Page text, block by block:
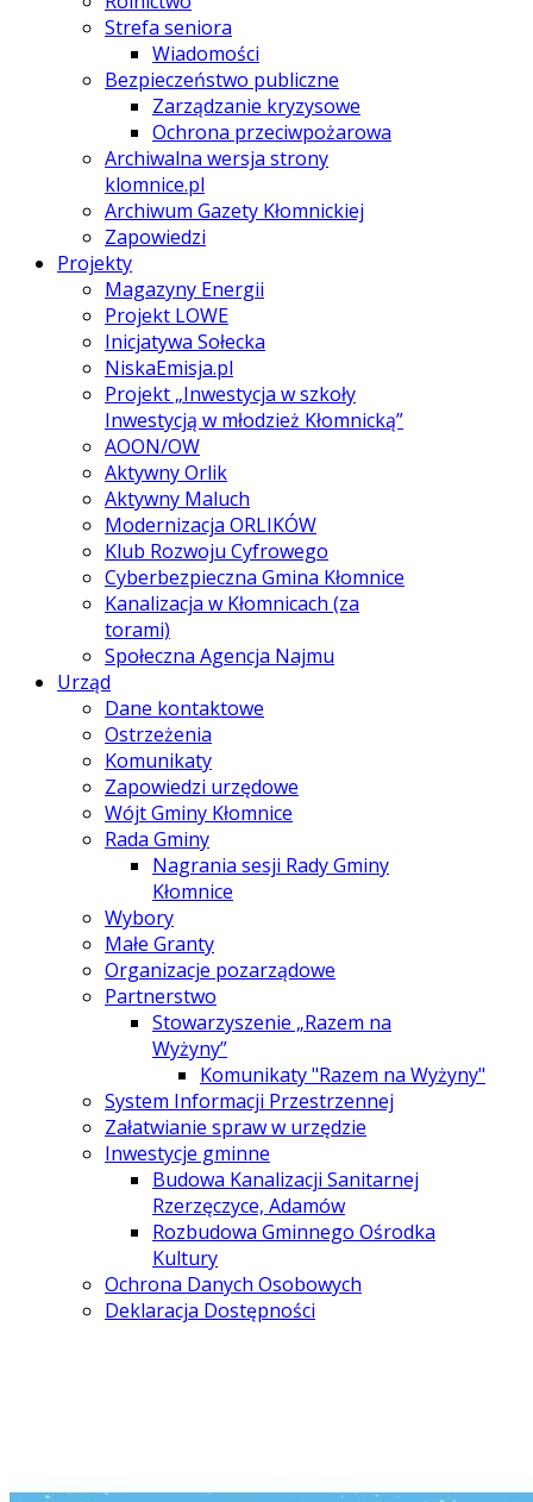
Strefa seniora
Wiadomości
Bezpieczeństwo publiczne
Zarządzanie kryzysowe
Ochrona przeciwpożarowa
Archiwalna wersja strony
klomnice.pl
Archiwum Gazety Kłomnickiej
Zapowiedzi
Projekty
Magazyny Energii
Projekt LOWE
Inicjatywa Sołecka
NiskaEmisja.pl
Projekt „Inwestycja w szkoły
Inwestycją w młodzież Kłomnicką”
AOON/OW
Aktywny Orlik
Aktywny Maluch
Modernizacja ORLIKÓW
Klub Rozwoju Cyfrowego
Cyberbezpieczna Gmina Kłomnice
Kanalizacja w Kłomnicach (za
torami)
Społeczna Agencja Najmu
Urząd
Dane kontaktowe
Ostrzeżenia
Komunikaty
Zapowiedzi urzędowe
Wójt Gminy Kłomnice
Rada Gminy
Nagrania sesji Rady Gminy
Kłomnice
Wybory
Małe Granty
Organizacje pozarządowe
Partnerstwo
Stowarzyszenie „Razem na
Wyżyny”
Komunikaty "Razem na Wyżyny"
System Informacji Przestrzennej
Załatwianie spraw w urzędzie
Inwestycje gminne
Budowa Kanalizacji Sanitarnej
Rzerzęczyce, Adamów
Rozbudowa Gminnego Ośrodka
Kultury
Ochrona Danych Osobowych
Deklaracja Dostępności